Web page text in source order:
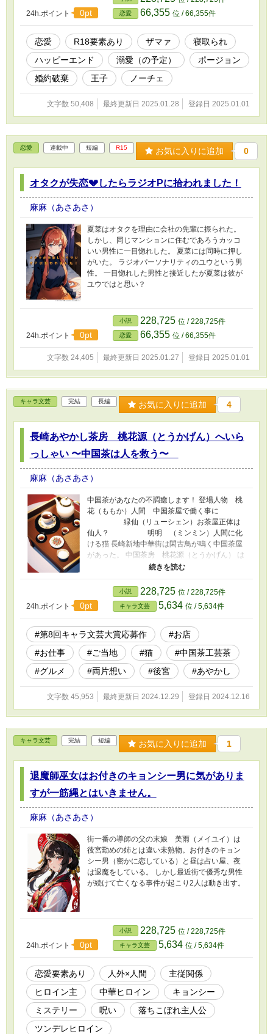
24h.ポイント 0pt 恋愛 66,355 位 / 66,355件
恋愛 R18要素あり ザマァ
寝取られ
ハッピーエンド
溺愛（の予定）
ポージョン
婚約破棄
王子 ノーチェ
文字数 50,408 最終更新日 2025.01.28 登録日 2025.01.01
恋愛 連載中 短編 R15 お気に入りに追加 0
オタクが失恋💔したらラジオPに拾われました！
麻麻（あさあさ）
夏菜はオタクを理由に会社の先輩に振られた。
しかし、同じマンションに住むであろうカッコ
いい男性に一目惚れした。 夏菜には同時に押し
がいた。 ラジオパーソナリティのユウという男
性。 一目惚れした男性と接近したが夏菜は彼が
ユウではと思い？
24h.ポイント 0pt
小説 228,725 位 / 228,725件
恋愛 66,355 位 / 66,355件
文字数 24,405 最終更新日 2025.01.27 登録日 2025.01.01
キャラ文芸 完結 長編 お気に入りに追加 4
長崎あやかし茶房 桃花源（とうかげん）へいら
っしゃい 〜中国茶は人を救う〜
麻麻（あさあさ）
中国茶があなたの不調癒します！ 登場人物 桃
花（ももか）人間 中国茶屋で働く事に
緑仙（リューシェン）お茶屋正体は
仙人？ 明明 （ミンミン）人間に化
ける猫 長崎新地中華街は閑古鳥が鳴く中国茶屋
があった。 中国茶房 桃花源（とうかげん） は
目立たない場所にあり客足は寂しいばかり。 し
かし、一足入れば中国茶や工芸茶が味わえる場
所。 迎 桃花（むかえ ももか）は念願叶い食
品会社の広報、ではなく営業に苦戦していた。
咳が出るのに最近悩まされて雨宿りしていると
ころ 白いまろ眉の可愛いい黒猫に案内され茶
房 桃花源を訪れる。 彼女を迎えたのは黒髪前
髪で目が隠れる程の長さの礼儀正しい男性店
員 緑仙（リューシェン）と同じく黒髪の可愛
らしい漢服にエプロンをした女の子明明（ミン
ミン）だった。 しかもその正体は長く生き過ぎ
た仙人と化け猫らしい。 緑仙の出すお茶は桃花
の咳を癒す。 初めて飲む中国茶に美味しさを覚
えたが桃花の会社が異物混入事件を起こしリス
トラされてしまう。 途方に暮れた桃花はひょこ
んな事から桃花は住み込みで桃花源で働く事に
なるが。 ※3話は妊娠出産についてデリケートな
内容を後ろ向きに捉えるキャラクターが主人公
なので苦手な方は飛ばして読まれる事を推奨し
ます。 参考文献 中国茶の教科書 今間 智子 監
24h.ポイント 0pt
小説 228,725 位 / 228,725件
キャラ文芸 5,634 位 / 5,634件
#第8回キャラ文芸大賞応募作
#お店
#お仕事
#ご当地 #猫
#中国茶工芸茶
#グルメ
#両片想い #後宮 #あやかし
文字数 45,953 最終更新日 2024.12.29 登録日 2024.12.16
キャラ文芸 完結 短編 お気に入りに追加 1
退魔師巫女はお付きのキョンシー男に気がありま
すが一筋縄とはいきません。
麻麻（あさあさ）
街一番の導師の父の末娘 美雨（メイユイ）は
後宮勤めの姉とは違い未熟物。お付きのキョン
シー男（密かに恋している）と昼は占い屋、夜
は退魔をしている。 しかし最近街で優秀な男性
が続けて亡くなる事件が起こり2人は動き出す。
24h.ポイント 0pt
小説 228,725 位 / 228,725件
キャラ文芸 5,634 位 / 5,634件
恋愛要素あり 人外×人間
主従関係
ヒロイン主
中華ヒロイン
キョンシー
ミステリー
呪い
落ちこぼれ主人公
ツンデレヒロイン